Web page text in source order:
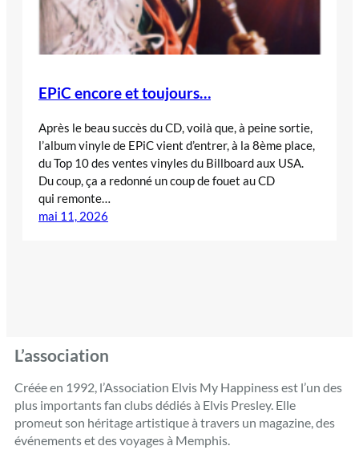
EPiC encore et toujours…
Après le beau succès du CD, voilà que, à peine sortie,
l’album vinyle de EPiC vient d’entrer, à la 8ème place,
du Top 10 des ventes vinyles du Billboard aux USA.
Du coup, ça a redonné un coup de fouet au CD
qui remonte…
mai 11, 2026
L’association
Créée en 1992, l’Association Elvis My Happiness est l’un des
plus importants fan clubs dédiés à Elvis Presley. Elle
promeut son héritage artistique à travers un magazine, des
événements et des voyages à Memphis.